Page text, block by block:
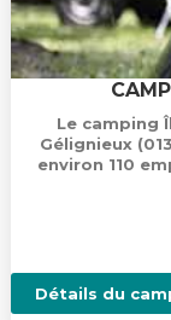
Le camping
Gélignieux
environ 110
Détails du